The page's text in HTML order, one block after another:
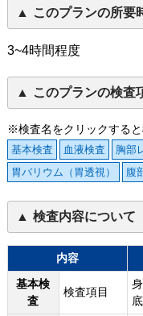
このプランの所要
3~4時間程度
このプランの検査
※検査名をクリックする
基本検査 血液検査 胸部
胃バリウム（胃透視）
腹
検査内容について
内容
基本検
査
検査項目